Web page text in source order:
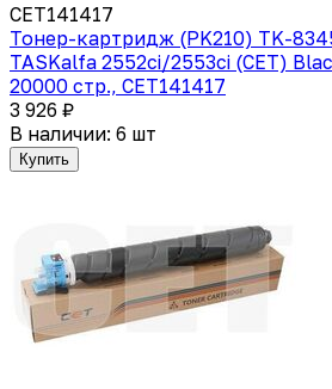
CET141417
Тонер-картридж (PK210) TK-
TASKalfa 2552ci/2553ci (CET)
20000 стр., CET141417
3 926 ₽
В наличии: 6 шт
Купить